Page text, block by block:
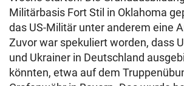
Militärbasis Fort Stil in Oklahoma
das US-Militär unter anderem eine
Zuvor war spekuliert worden, dass
und Ukrainer in Deutschland
könnten, etwa auf dem